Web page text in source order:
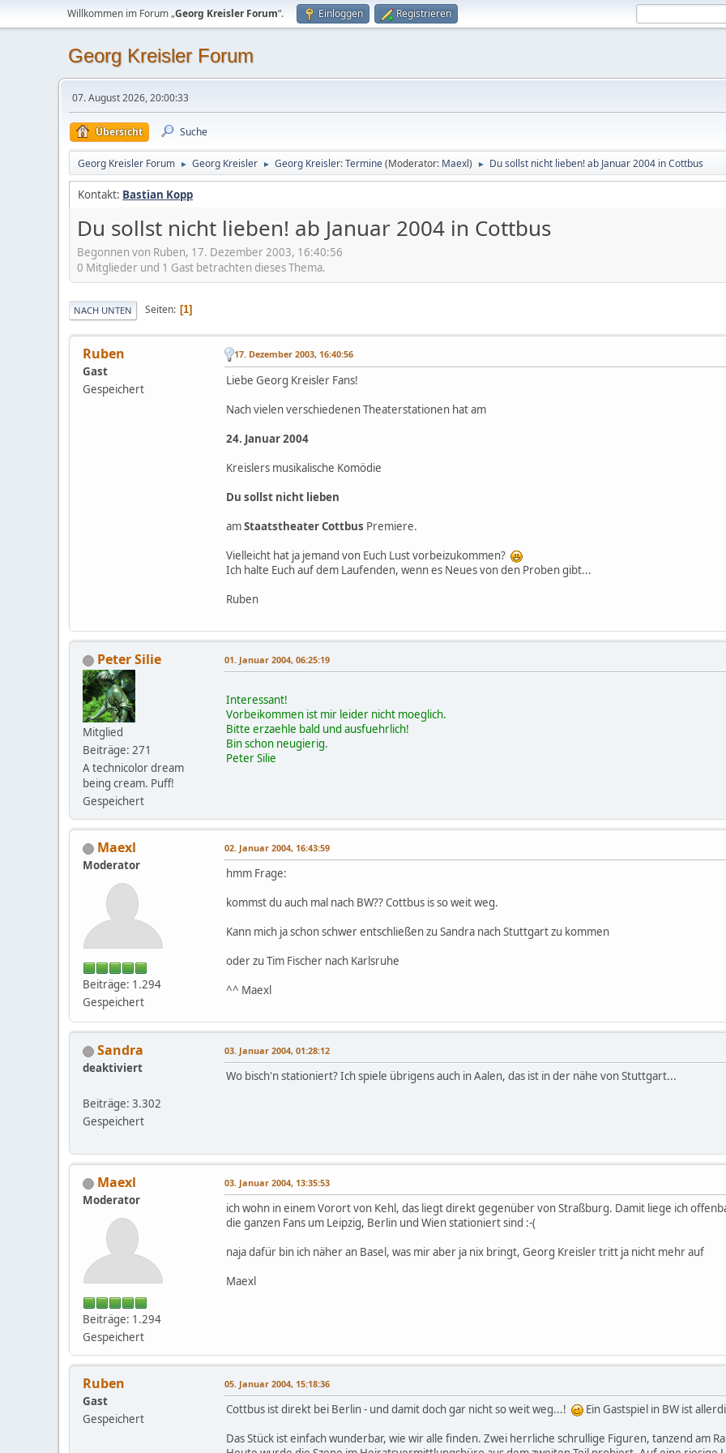
Willkommen im Forum „Georg Kreisler Forum“. Einloggen Registrieren
Georg Kreisler Forum
07. August 2026, 20:00:33
Übersicht Suche
Georg Kreisler Forum ► Georg Kreisler ► Georg Kreisler: Termine(Moderator: Maexl) ► Du sollst nicht lieben! ab Januar 2004 in Cottbus
Kontakt: Bastian Kopp
Du sollst nicht lieben! ab Januar 2004 in Cottbus
Begonnen von Ruben, 17. Dezember 2003, 16:40:56
0 Mitglieder und 1 Gast betrachten dieses Thema.
NACH UNTEN Seiten 1
Ruben
Gast
Gespeichert
17. Dezember 2003, 16:40:56
Liebe Georg Kreisler Fans!
Nach vielen verschiedenen Theaterstationen hat am
24. Januar 2004
Kreislers musikalische Komödie
Du sollst nicht lieben
amStaatstheater Cottbus Premiere.
Vielleicht hat ja jemand von Euch Lust vorbeizukommen?
Ich halte Euch auf dem Laufenden, wenn es Neues von den Proben gibt...
Ruben
Peter Silie
Mitglied
Beiträge: 271
A technicolor dream
being cream. Puff!
Gespeichert
01. Januar 2004, 06:25:19
Interessant!
Vorbeikommen ist mir leider nicht moeglich.
Bitte erzaehle bald und ausfuehrlich!
Bin schon neugierig.
Peter Silie
Maexl
Moderator
Beiträge: 1.294
Gespeichert
02. Januar 2004, 16:43:59
hmm Frage:
kommst du auch mal nach BW?? Cottbus is so weit weg.
Kann mich ja schon schwer entschließen zu Sandra nach Stuttgart zu kommen
oder zu Tim Fischer nach Karlsruhe
^^ Maexl
Sandra
deaktiviert
Beiträge: 3.302
Gespeichert
03. Januar 2004, 01:28:12
Wo bisch'n stationiert? Ich spiele übrigens auch in Aalen, das ist in der nähe von Stuttgart...
Maexl
Moderator
Beiträge: 1.294
Gespeichert
03. Januar 2004, 13:35:53
ich wohn in einem Vorort von Kehl, das liegt direkt gegenüber von Straßburg. Damit liege ich
die ganzen Fans um Leipzig, Berlin und Wien stationiert sind :-(
naja dafür bin ich näher an Basel, was mir aber ja nix bringt, Georg Kreisler tritt ja nicht mehr auf
Maexl
Ruben
Gast
Gespeichert
05. Januar 2004, 15:18:36
Cottbus ist direkt bei Berlin - und damit doch gar nicht so weit weg...!
Ein Gastspiel in BW ist
Das Stück ist einfach wunderbar, wie wir alle finden. Zwei herrliche schrullige Figuren, tanzend am